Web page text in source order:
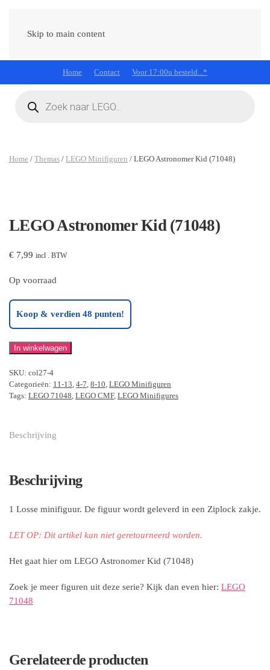
Skip to main content
Home Contact Voor 17:00u besteld...*
zoeken
Home / Themas / LEGO Minifiguren / LEGO Astronomer Kid (71048)
LEGO Astronomer Kid (71048)
€ 7,99 incl . BTW
Op voorraad
Koop & verdien 48 punten!
LEGO
Kid
(71048)
aantal
In winkelwagen
SKU: col27-4
Categorieën: 11-13, 4-7, 8-10, LEGO Minifiguren
Tags: LEGO 71048, LEGO CMF, LEGO Minifigures
Beschrijving
Beschrijving
1 Losse minifiguur. De figuur wordt geleverd in een Ziplock zakje.
LET OP: Dit artikel kan niet geretourneerd worden.
Het gaat hier om LEGO Astronomer Kid (71048)
Zoek je meer figuren uit deze serie? Kijk dan even hier: LEGO
71048
Gerelateerde producten